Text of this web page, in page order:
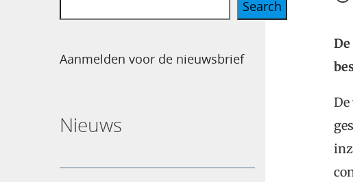
Search
Aanmelden voor de nieuwsbrief
Nieuws